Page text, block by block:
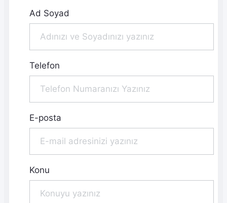
Ad Soyad
Telefon
E-posta
Konu